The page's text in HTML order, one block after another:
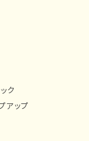
ク
アップ